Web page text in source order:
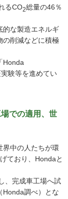
るCO2総量の46％
的な製造エネルギ
の削減などに積極
Honda
験等を進めてい
での適用、世
界中の人たちが環
ており、Hondaと
、完成車工場へ試
Honda調べ）とな